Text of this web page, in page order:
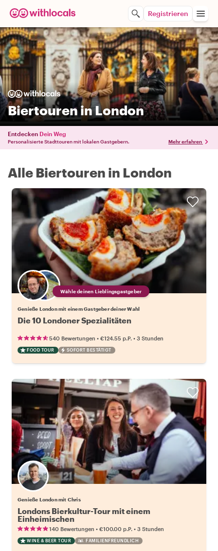
Registrieren
Biertouren in London
Entdecken Dein Weg
Personalisierte Stadttouren mit lokalen Gastgebern. Mehr erfahren
Alle Biertouren in London
Wähle deinen Lieblingsgastgeber
Genieße London mit einem Gastgeber deiner Wahl
Die 10 Londoner Spezialitäten
540 Bewertungen • €124.55 p.P. • 3 Stunden
FOOD TOUR SOFORT BESTÄTIGT
Genieße London mit Chris
Londons Bierkultur-Tour mit einem
Einheimischen
140 Bewertungen • €100.00 p.P. • 3 Stunden
WINE & BEER TOUR FAMILIENFREUNDLICH